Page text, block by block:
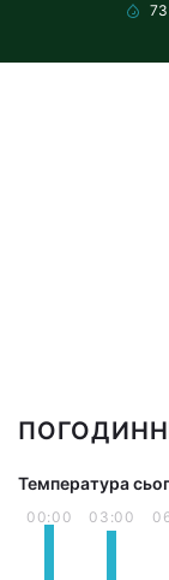
73
Температура
00:00 03:00